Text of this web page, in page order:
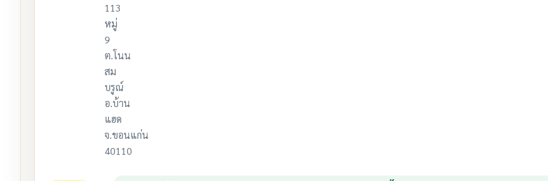
113
หมู่
9
ต.โนน
สม
บรูณ์
อ.บ้าน
แฮด
จ.ขอนแก่น
40110